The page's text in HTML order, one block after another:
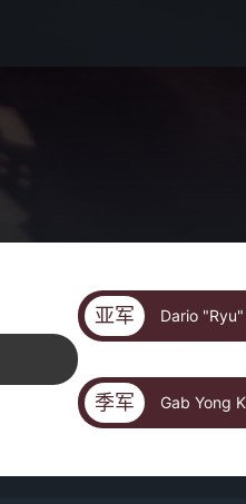
亚军 Dario
季军 Gab Yong